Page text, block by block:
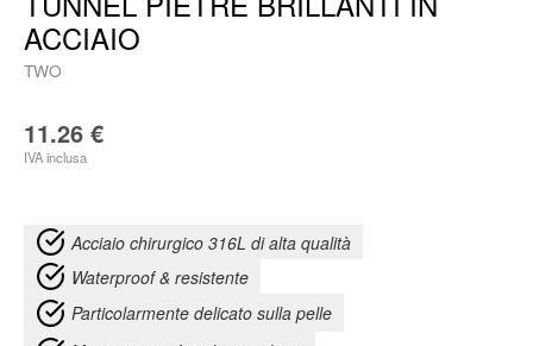
ACCIAIO
TWO
11.26 €
IVA inclusa
Acciaio chirurgico 316L di alta qualità
Waterproof & resistente
Particolarmente delicato sulla pelle